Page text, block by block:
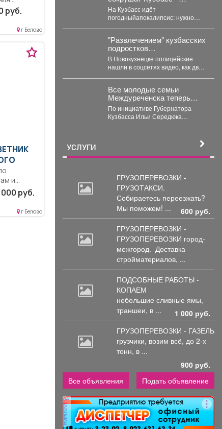
руб.
г Белово
и
руб.
г Белово
надвигается буря
На Кузбасс идёт
погодныйапокалипсис: нужно
безжалостная природа. По...
"Развлечением" кузбасских
подростков
заинтересовались
силовики: родителей
вызвали в полицию
В Новокузнецке полицейские
нашли в соцсетях видео, как двое
сзади....
Все молодые семьи
Междуреченска теперь
могут бесплатно
пользоваться предметами
первой необходимости для
По инициативе Губернатора
Кузбасса Ильи Середюка
УСЛУГИ
ГРУЗОПЕРЕВОЗКИ -
ГРУЗОТАКСИ.
Собираетесь переезжать?
Мы поможем! ...
600 руб.
ГРУЗОПЕРЕВОЗКИ -
ГРУЗОПЕРЕВОЗКИ город-
межгород. Доставка
стройматериалов, ...
ПОДСОБНЫЕ РАБОТЫ -
КОПАЕМ
небольшие сливные ямы,
траншеи, в ...
1 000 руб.
ГРУЗОПЕРЕВОЗКИ - ГАЗЕЛЬ
грузчики, возим всё, до 2-х
тонн, в ...
900 руб.
Все объявления
Подать объявление
реклама